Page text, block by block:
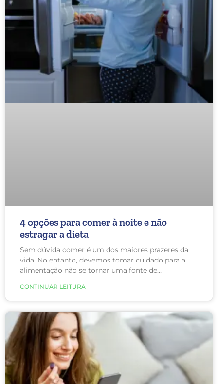
4 opções para comer à noite e não
estragar a dieta
Sem dúvida comer é um dos maiores prazeres da
vida. No entanto, devemos tomar cuidado para a
alimentação não se tornar uma fonte de
Alguns lanches não são tão saudáveis quanto você
pensa e podem prejudicar a sua dieta se você não
tomar cuidado. Inclusive, esse cuidado deve ser
ainda maior ao comer à noite, pois os lanches
noturnos são grandes sabotadores de uma dieta
saudável.
CONTINUAR LEITURA